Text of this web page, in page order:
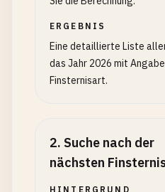
ERGEBNIS
Eine detaillierte Liste
das Jahr 2026 mit
Finsternisart.
2. Suche nach der
nächsten
HINTERGRUND